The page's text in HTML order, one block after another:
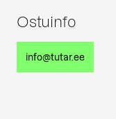
Ostuinfo
info@tutar.ee